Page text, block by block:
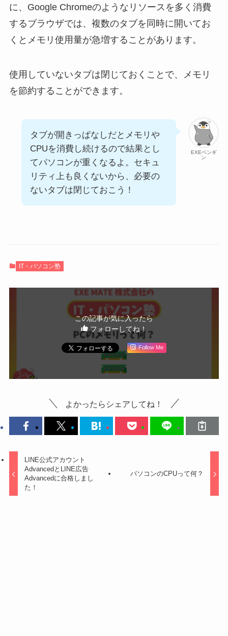
に、Google Chromeのようなリソースを多く消費
するブラウザでは、複数のタブを同時に開いてお
くとメモリ使用量が急増することがあります。
使用していないタブは閉じておくことで、メモリ
を節約することができます。
EXEペンギ
ン
タブが開きっぱなしだとメモリや
CPUを消費し続けるので結果とし
てパソコンが重くなるよ。セキュ
リティ上も良くないから、必要の
ないタブは閉じておこう！
IT・パソコン塾
この記事が気に入ったら
フォローしてね！
Follow Me
よかったらシェアしてね！
LINE公式アカウント
AdvancedとLINE広告
Advancedに合格しまし
た！
パソコンのCPUって何？